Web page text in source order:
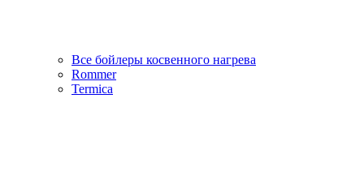
Все бойлеры косвенного нагрева
Rommer
Termica